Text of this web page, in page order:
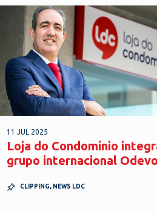
11 JUL 2025
Loja do Condomínio
grupo internacional Odevo
CLIPPING, NEWS LDC